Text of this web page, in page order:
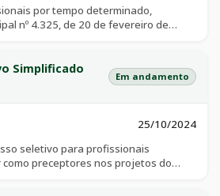
por tempo determinado,
nº 4.325, de 20 de fevereiro de
prestados pela secretaria
ação social, no âmbito urbano, rural e
centro especializado de assistência
suas e demais redes de
social de catalão/go.
Simplificado
Em andamento
25/10/2024
seletivo para profissionais
preceptores nos projetos do